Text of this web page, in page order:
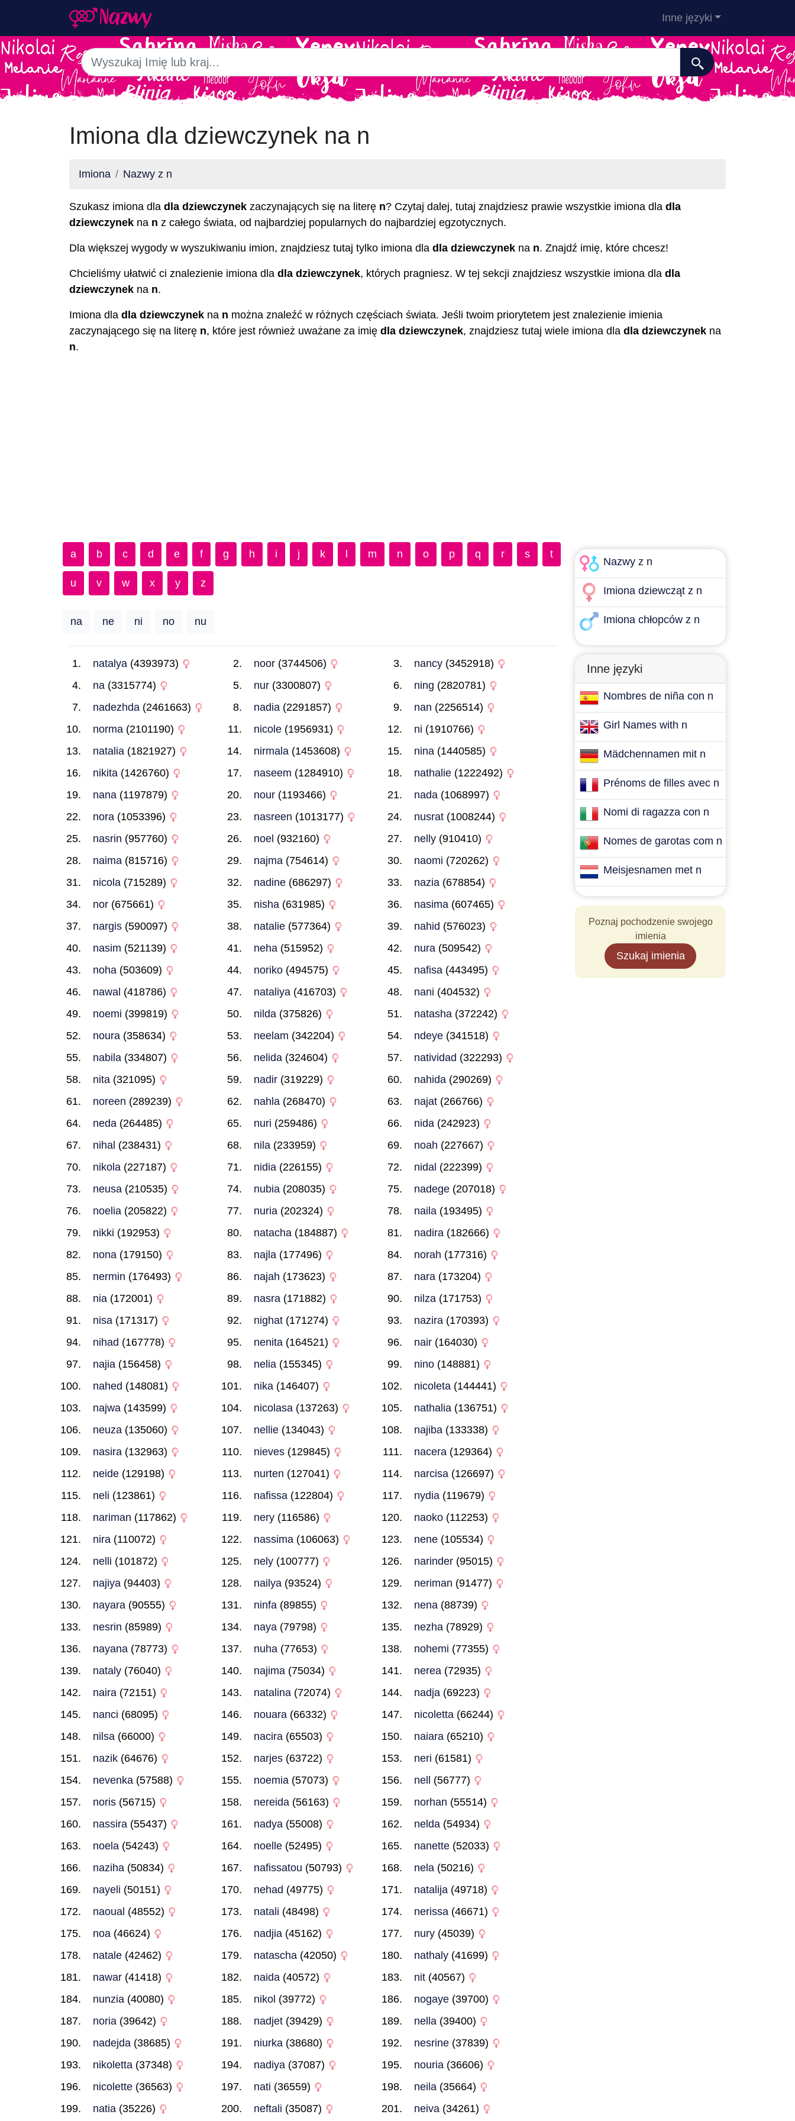
Inne języki
Imiona dla dziewczynek na n
Imiona Nazwy z n
Szukasz imiona dla dla dziewczynek zaczynających się na literę n? Czytaj dalej, tutaj znajdziesz prawie wszystkie imiona dla dla
dziewczynek na n z całego świata, od najbardziej popularnych do najbardziej egzotycznych.
Dla większej wygody w wyszukiwaniu imion, znajdziesz tutaj tylko imiona dla dla dziewczynek na n. Znajdź imię, które chcesz!
Chcieliśmy ułatwić ci znalezienie imiona dla dla dziewczynek, których pragniesz. W tej sekcji znajdziesz wszystkie imiona dla dla
dziewczynek na n.
Imiona dla dla dziewczynek na n można znaleźć w różnych częściach świata. Jeśli twoim priorytetem jest znalezienie imienia
zaczynającego się na literę n, które jest również uważane za imię dla dziewczynek, znajdziesz tutaj wiele imiona dla dla dziewczynek na
n.
a b c d e f g h i j k m n o p q r s t
u v w x y z
na ne ni no nu
natalya (4393973) noor(3744506) nancy (3452918)
na (3315774) nur(3300807) ning (2820781)
nadezhda (2461663) nadia(2291857) nan (2256514)
norma (2101190) nicole(1956931) ni (1910766)
natalia (1821927) nirmala(1453608) nina (1440585)
nikita (1426760) naseem (1284910) nathalie (1222492)
nana (1197879) nour(1193466) nada (1068997)
nora (1053396) nasreen (1013177) nusrat (1008244)
nasrin (957760) noel (932160) nelly (910410)
naima (815716) najma(754614) naomi (720262)
nicola (715289) nadine(686297) nazia (678854)
nor (675661) nisha(631985) nasima (607465)
nargis (590097) natalie(577364) nahid (576023)
nasim (521139) neha(515952) nura (509542)
noha (503609) noriko(494575) nafisa (443495)
nawal (418786) nataliya(416703) nani (404532)
noemi (399819) nilda(375826) natasha (372242)
noura (358634) neelam (342204) ndeye (341518)
nabila (334807) nelida(324604) natividad (322293)
nita (321095) nadir(319229) nahida (290269)
noreen (289239) nahla(268470) najat (266766)
neda (264485) nuri (259486) nida (242923)
nihal (238431) nila(233959) noah (227667)
nikola (227187) nidia(226155) nidal (222399)
neusa (210535) nubia(208035) nadege (207018)
noelia (205822) nuria(202324) naila (193495)
nikki (192953) natacha(184887) nadira (182666)
nona (179150) najla(177496) norah (177316)
nermin (176493) najah (173623) nara (173204)
nia (172001) nasra(171882) nilza (171753)
nisa (171317) nighat(171274) nazira (170393)
nihad (167778) nenita(164521) nair (164030)
najia (156458) nelia(155345) nino (148881)
nahed (148081) nika(146407) nicoleta (144441)
najwa (143599) nicolasa(137263) nathalia (136751)
neuza (135060) nellie(134043) najiba (133338)
nasira (132963) nieves(129845) nacera (129364)
neide (129198) nurten (127041) narcisa (126697)
neli (123861) nafissa(122804) nydia (119679)
nariman (117862) nery(116586) naoko (112253)
nira (110072) nassima(106063) nene (105534)
nelli (101872) nely(100777) narinder (95015)
najiya (94403) nailya(93524) neriman (91477)
nayara (90555) ninfa(89855) nena (88739)
nesrin (85989) naya(79798) nezha (78929)
nayana (78773) nuha(77653) nohemi (77355)
nataly (76040) najima(75034) nerea (72935)
naira (72151) natalina(72074) nadja (69223)
nanci (68095) nouara(66332) nicoletta (66244)
nilsa (66000) nacira(65503) naiara (65210)
nazik (64676) narjes(63722) neri (61581)
nevenka (57588) noemia(57073) nell
(56777)
noris (56715) nereida(56163) norhan (55514)
nassira (55437) nadya(55008) nelda (54934)
noela (54243) noelle(52495) nanette (52033)
naziha (50834) nafissatou (50793) nela (50216)
nayeli (50151) nehad (49775) natalija (49718)
naoual (48552) natali (48498) nerissa (46671)
noa (46624) nadjia(45162) nury (45039)
natale (42462) natascha(42050) nathaly (41699)
nawar (41418) naida(40572) nit (40567)
nunzia (40080) nikol (39772) nogaye (39700)
noria (39642) nadjet(39429) nella (39400)
nadejda (38685) niurka(38680) nesrine (37839)
nikoletta (37348) nadiya(37087) nouria (36606)
nicolette (36563) nati (36559) neila (35664)
natia (35226) neftali (35087) neiva (34261)
Nazwy z n
Imiona dziewcząt z n
Imiona chłopców z n
Inne języki
Nombres de niña con n
Girl Names with n
Mädchennamen mit n
Prénoms de filles avec n
Nomi di ragazza con n
Nomes de garotas com n
Meisjesnamen met n
Poznaj pochodzenie swojego
imienia
Szukaj imienia